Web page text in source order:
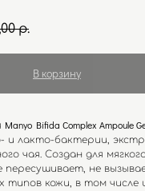
р.
В корзину
Manyo Bifida Complex Ampoule
и лакто-бактерии,
чая. Создан для
пересушивает, не
типов кожи, в том числе